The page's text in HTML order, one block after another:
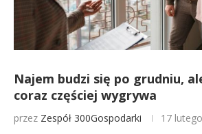
Najem budzi się po grudniu,
coraz częściej wygrywa
przez Zespół 300Gospodarki 17